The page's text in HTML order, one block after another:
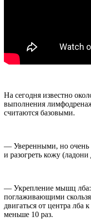
На сегодня известно
выполнения
считаются базовыми.
— Уверенными, но очень
и разогреть кожу
— Укрепление мышц лба:
поглаживающими
двигаться от центра лба
меньше 10 раз.